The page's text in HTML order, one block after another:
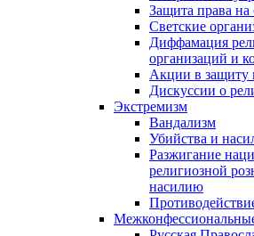
Защита права на
Светские
Диффамация
организаций и
Акции в защиту
Дискуссии о
Экстремизм
Вандализм
Убийства и
Разжигание
религиозной
насилию